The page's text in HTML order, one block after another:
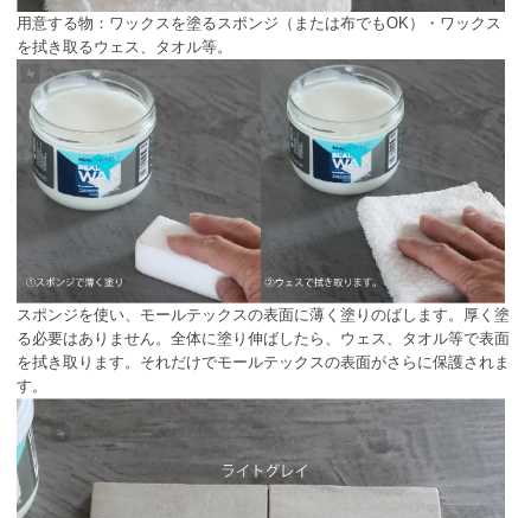
用意する物：ワックスを塗るスポンジ（または布でもOK）・ワックス
を拭き取るウェス、タオル等。
スポンジを使い、モールテックスの表面に薄く塗りのばします。厚く塗
る必要はありません。全体に塗り伸ばしたら、ウェス、タオル等で表面
を拭き取ります。それだけでモールテックスの表面がさらに保護されま
す。